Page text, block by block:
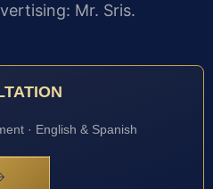
Mr. Sris.
· English & Spanish